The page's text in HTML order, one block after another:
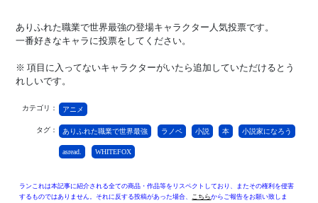
ありふれた職業で世界最強の登場キャラクター人気投票です。
一番好きなキャラに投票をしてください。
※ 項目に入ってないキャラクターがいたら追加していただけるとう
れしいです。
カテゴリ： アニメ
タグ： ありふれた職業で世界最強 ラノベ 小説 本 小説家になろう
asread. WHITEFOX
ランこれは本記事に紹介される全ての商品・作品等をリスペクトしており、またその権利を侵害
するものではありません。それに反する投稿があった場合、 こちらからご報告をお願い致しま